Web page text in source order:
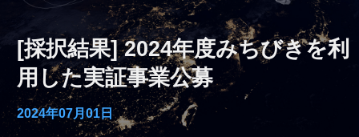
[採択結果] 2024年度みちびきを利
用した実証事業公募
2024年07月01日